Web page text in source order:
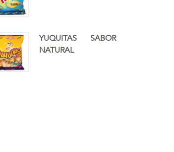
YUQUITAS SABOR
NATURAL